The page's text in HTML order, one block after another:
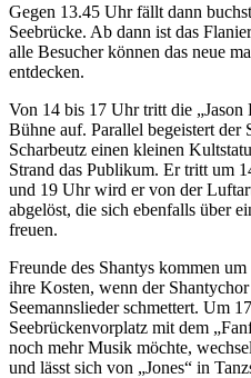
Gegen 13.45 Uhr fällt dann
Seebrücke. Ab dann ist das
alle Besucher können das neue
entdecken.
Von 14 bis 17 Uhr tritt die
Bühne auf. Parallel begeistert der
Scharbeutz einen kleinen
Strand das Publikum. Er tritt um
und 19 Uhr wird er von der
abgelöst, die sich ebenfalls über
freuen.
Freunde des Shantys kommen
ihre Kosten, wenn der
Seemannslieder schmettert. Um
Seebrückenvorplatz mit dem
noch mehr Musik möchte,
und lässt sich von „Jones“ in